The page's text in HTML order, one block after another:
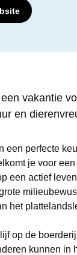
vakantie
en
een perfecte
je voor
een actief
het
op de
kunnen in